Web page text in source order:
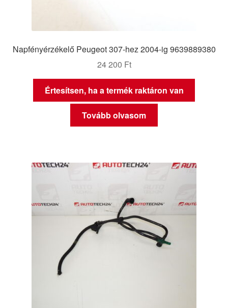
Napfényérzékelő Peugeot 307-hez 2004-ig 9639889380
24 200 Ft
Értesítsen, ha a termék raktáron van
Tovább olvasom